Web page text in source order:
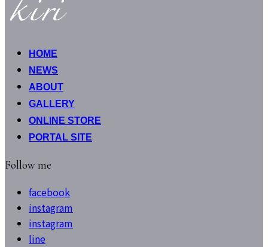
HOME
NEWS
ABOUT
GALLERY
ONLINE STORE
PORTAL SITE
Follow me
facebook
instagram
instagram
line